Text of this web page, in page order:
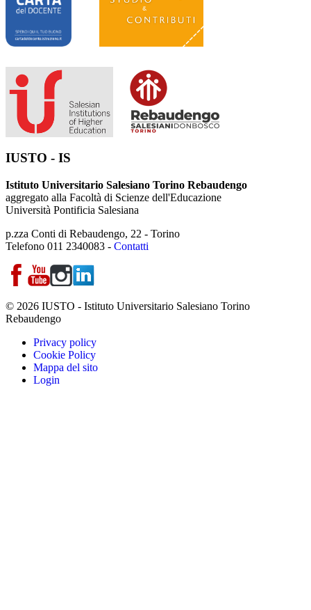
IUSTO - IS
Istituto Universitario Salesiano Torino Rebaudengo
aggregato alla Facoltà di Scienze dell'Educazione
Università Pontificia Salesiana
p.zza Conti di Rebaudengo, 22 - Torino
Telefono 011 2340083 - Contatti
© 2026 IUSTO - Istituto Universitario Salesiano Torino
Rebaudengo
Privacy policy
Cookie Policy
Mappa del sito
Login